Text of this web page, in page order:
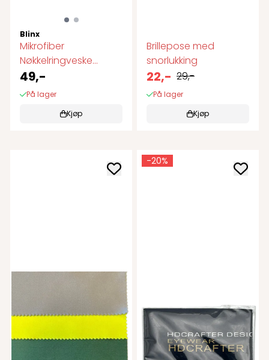
Blinx
Mikrofiber
Nøkkelringveske
"Smiley" (12x12 cm)
49,-
På lager
Kjøp
Brillepose med
snorlukking
22,- 29,-
På lager
Kjøp
-20%